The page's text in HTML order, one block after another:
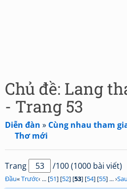
Chủ đề: Lang
- Trang 53
Diễn đàn » Cùng nhau tham
Thơ mới
Trang /100 (1000 bài viết)
Đầu«Trước‹ ... [51] [52] [53] [54] [55] ... ›Sau